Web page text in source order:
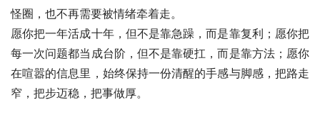
怪圈，也不再需要被情绪牵着走。
愿你把一年活成十年，但不是靠急躁，而是靠复利；愿你把
每一次问题都当成台阶，但不是靠硬扛，而是靠方法；愿你
在喧嚣的信息里，始终保持一份清醒的手感与脚感，把路走
窄，把步迈稳，把事做厚。